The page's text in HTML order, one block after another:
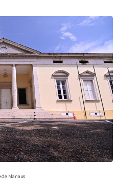
de Manaus